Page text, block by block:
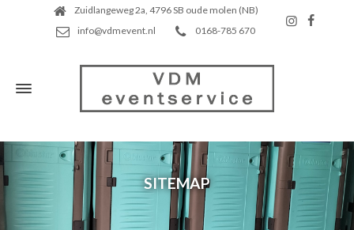
Zuidlangeweg 2a, 4796 SB oude molen (NB)
info@vdmevent.nl
0168-785 670
SITEMAP